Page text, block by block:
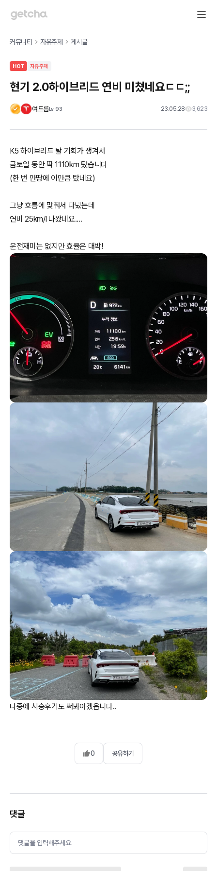
커뮤니티 자유주제 게시글
HOT 자유주제
현기 2.0하이브리드 연비 미쳤네요ㄷㄷ;;
여드름Lv 93 23.05.28 3,623
K5 하이브리드 탈 기회가 생겨서
금토일 동안 딱 1110km 탔습니다
(한 번 만땅에 이만큼 탔네요)
그냥 흐름에 맞춰서 다녔는데
연비 25km/l 나왔네요....
운전재미는 없지만 효율은 대박!
나중에 시승후기도 써봐야겠읍니다..
0 공유하기
댓글
댓글을 입력해주세요.